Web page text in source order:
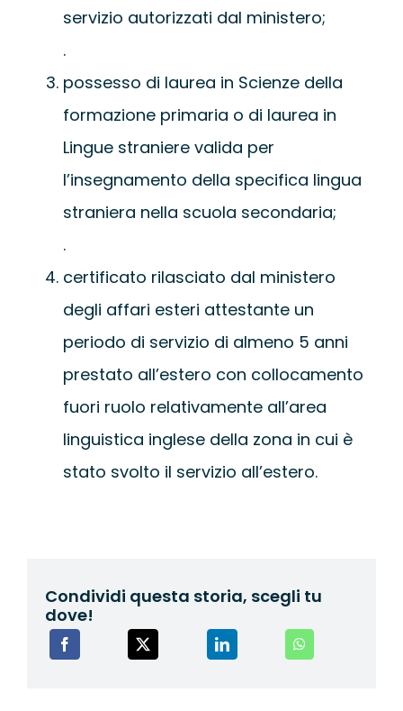
servizio autorizzati dal ministero;
.
possesso di laurea in Scienze della
formazione primaria o di laurea in
Lingue straniere valida per
l’insegnamento della specifica lingua
straniera nella scuola secondaria;
.
certificato rilasciato dal ministero
degli affari esteri attestante un
periodo di servizio di almeno 5 anni
prestato all’estero con collocamento
fuori ruolo relativamente all’area
linguistica inglese della zona in cui è
stato svolto il servizio all’estero.
Condividi questa storia, scegli tu
dove!